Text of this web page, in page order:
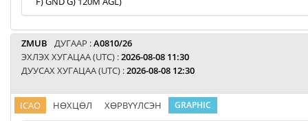
ZMUB ДУГААР :A0810/26
ЭХЛЭХ ХУГАЦАА (UTC) :2026-08-08 11:30
ДУУСАХ ХУГАЦАА (UTC) :2026-08-08 12:30
ICAO НӨХЦӨЛ ХӨРВҮҮЛСЭН GRAPHIC